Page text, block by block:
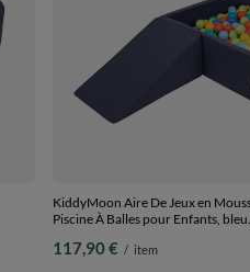
KiddyMoon Aire De Jeux en
Piscine À Balles pour Enfants, bleu
(200 Balles) + Pente
117,90 € / item